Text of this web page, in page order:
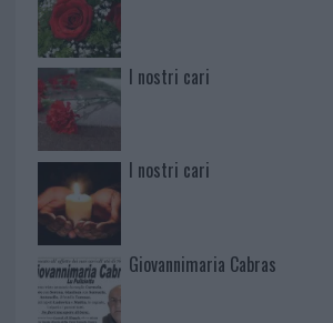
I nostri cari
I nostri cari
Giovannimaria Cabras